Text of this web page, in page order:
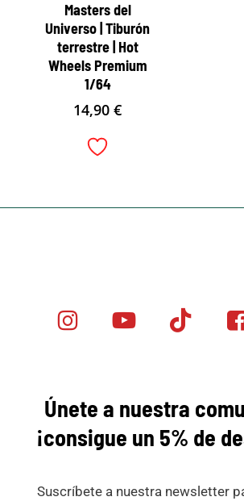
Masters del
Universo | Tiburón
terrestre | Hot
Wheels Premium
1/64
14,90€
Minicar Tok
Únete a nuestra
¡consigue un 5% de
Suscríbete a nuestra newsletter